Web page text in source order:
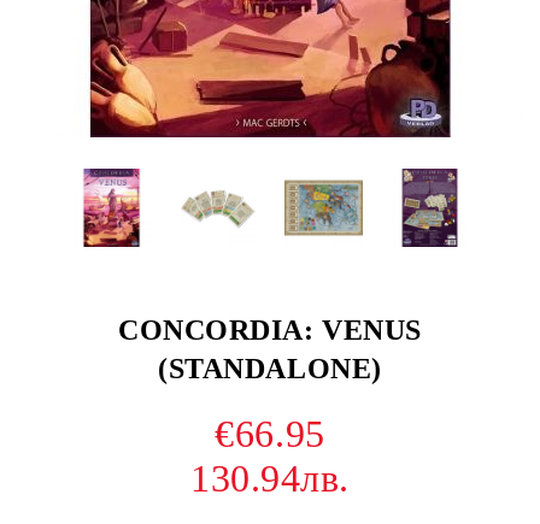
CONCORDIA: VENUS
(STANDALONE)
€66.95
130.94лв.